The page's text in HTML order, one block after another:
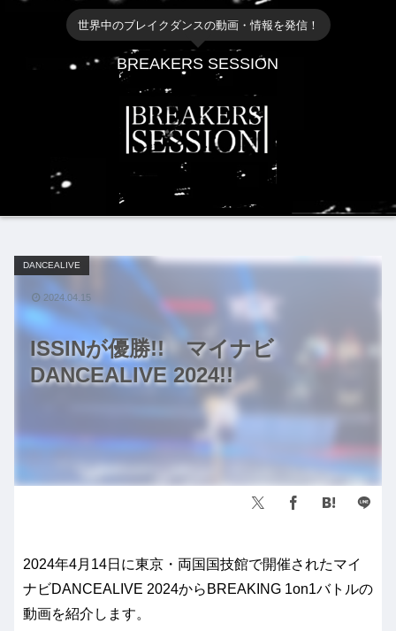
世界中のブレイクダンスの動画・情報を発信！
BREAKERS SESSION
ISSINが優勝!! マイナビ
DANCEALIVE 2024!!
DANCEALIVE
2024.04.15
2024年4月14日に東京・両国国技館で開催されたマイ
ナビDANCEALIVE 2024からBREAKING 1on1バトルの
動画を紹介します。